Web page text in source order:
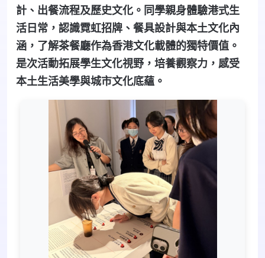
計、出餐流程及歷史文化。同學親身體驗港式生
活日常，認識霓虹招牌、餐具設計與本土文化內
涵，了解茶餐廳作為香港文化載體的獨特價值。
是次活動拓展學生文化視野，培養觀察力，感受
本土生活美學與城市文化底蘊。